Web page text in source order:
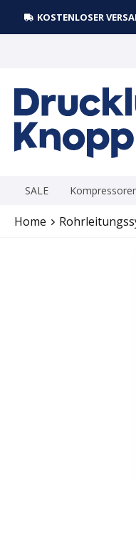
Zur
KOSTENLOSER
SALE
Home